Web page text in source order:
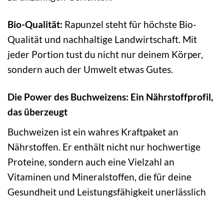
Bio-Qualität: Rapunzel steht für höchste Bio-
Qualität und nachhaltige Landwirtschaft. Mit
jeder Portion tust du nicht nur deinem Körper,
sondern auch der Umwelt etwas Gutes.
Die Power des Buchweizens: Ein Nährstoffprofil,
das überzeugt
Buchweizen ist ein wahres Kraftpaket an
Nährstoffen. Er enthält nicht nur hochwertige
Proteine, sondern auch eine Vielzahl an
Vitaminen und Mineralstoffen, die für deine
Gesundheit und Leistungsfähigkeit unerlässlich